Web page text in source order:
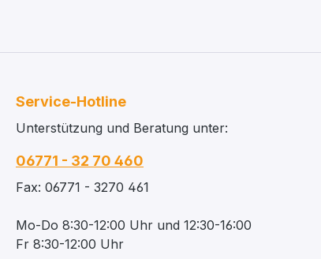
Service-Hotline
Unterstützung und Beratung unter:
06771 - 32 70 460
Fax: 06771 - 3270 461
Mo-Do 8:30-12:00 Uhr und 12:30-16:00
Fr 8:30-12:00 Uhr